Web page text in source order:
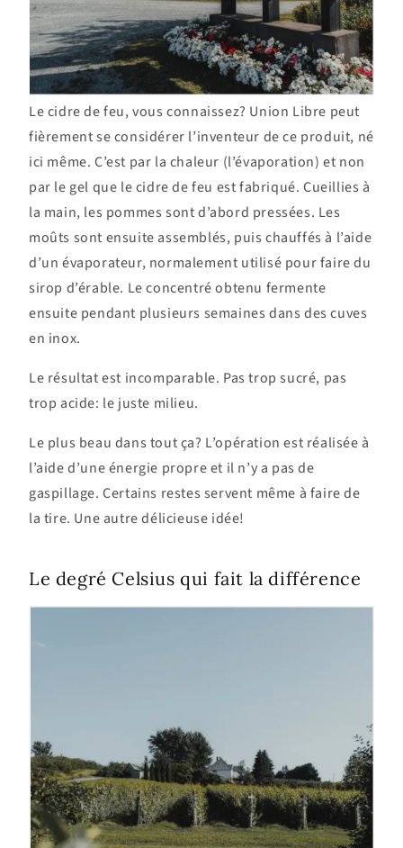
Le cidre de feu, vous connaissez? Union Libre peut
fièrement se considérer l’inventeur de ce produit, né
ici même. C’est par la chaleur (l’évaporation) et non
par le gel que le cidre de feu est fabriqué. Cueillies à
la main, les pommes sont d’abord pressées. Les
moûts sont ensuite assemblés, puis chauffés à l’aide
d’un évaporateur, normalement utilisé pour faire du
sirop d’érable. Le concentré obtenu fermente
ensuite pendant plusieurs semaines dans des cuves
en inox.
Le résultat est incomparable. Pas trop sucré, pas
trop acide: le juste milieu.
Le plus beau dans tout ça? L’opération est réalisée à
l’aide d’une énergie propre et il n’y a pas de
gaspillage. Certains restes servent même à faire de
la tire. Une autre délicieuse idée!
Le degré Celsius qui fait la différence